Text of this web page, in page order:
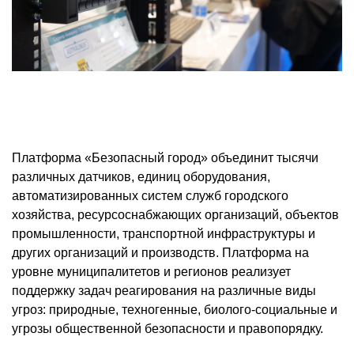
Платформа «Безопасный город» объединит тысячи
различных датчиков, единиц оборудования,
автоматизированных систем служб городского
хозяйства, ресурсоснабжающих организаций, объектов
промышленности, транспортной инфраструктуры и
других организаций и производств. Платформа на
уровне муниципалитетов и регионов реализует
поддержку задач реагирования на различные виды
угроз: природные, техногенные, биолого-социальные и
угрозы общественной безопасности и правопорядку.